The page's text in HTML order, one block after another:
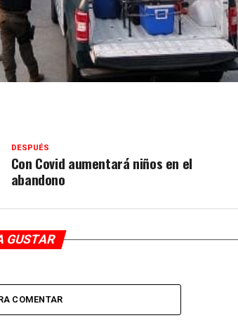
DESPUÉS
Con Covid aumentará niños en el
abandono
GUSTAR
COMENTAR